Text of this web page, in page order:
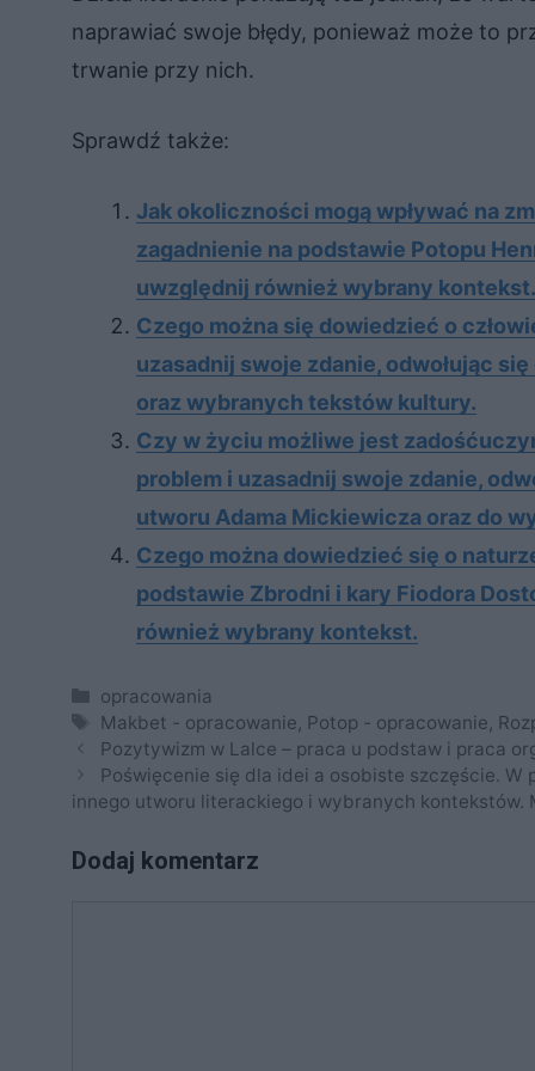
naprawiać swoje błędy, ponieważ może to
trwanie przy nich.
Sprawdź także:
Jak oko­licz­no­ści mogą wpły­wać na
za­gad­nie­nie na pod­sta­wie Po­to­pu
uwzględ­nij rów­nież wy­bra­ny kon­tekst.
Cze­go moż­na się do­wie­dzieć o
uza­sad­nij swo­je zda­nie, od­wo­łu­jąc
oraz wy­bra­nych tek­stów kul­tu­ry.
Czy w życiu możliwe jest
problem i uzasadnij swoje zdanie,
utworu Adama Mickiewicza oraz do
Cze­go moż­na do­wie­dzieć się o
pod­sta­wie Zbrod­ni i kary Fio­do­ra
rów­nież wy­bra­ny kon­tekst.
Kategorie
opracowania
Tagi
Makbet - opracowanie Potop - opracowanie
Pozytywizm w Lalce – praca u podstaw i praca
Poświęcenie się dla idei a osobiste szczęście. W
innego utworu literackiego i wybranych kontekstów.
Dodaj komentarz